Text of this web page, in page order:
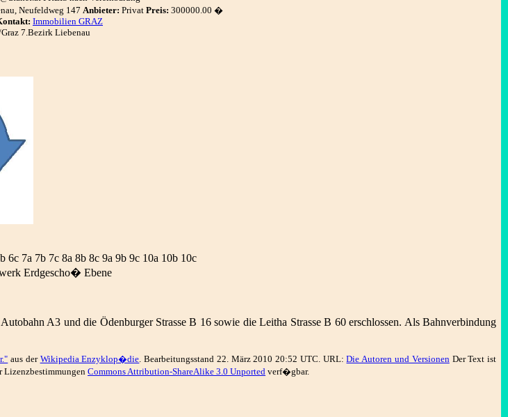
Neufeldweg 147 Anbieter: Privat Preis: 300000.00 �
Immobilien GRAZ
7.Bezirk Liebenau
6c 7a 7b 7c 8a 8b 8c 9a 9b 9c 10a 10b 10c
Erdgescho� Ebene
A3 und die Ödenburger Strasse B 16 sowie die Leitha Strasse B 60 erschlossen. Als Bahnverbindung
aus der Wikipedia Enzyklop�die. Bearbeitungsstand 22. März 2010 20:52 UTC. URL:Die Autoren und VersionenDer Text ist
Lizenzbestimmungen Commons Attribution-ShareAlike 3.0 Unported verf�gbar.